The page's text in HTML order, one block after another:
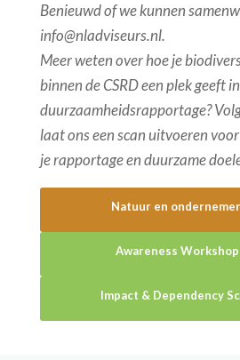
Benieuwd of we kunnen
info@nladviseurs.nl.
Meer weten over hoe je
binnen de CSRD een plek geeft
duurzaamheidsrapportage?
laat ons een scan uitvoeren
je rapportage en duurzame
Natuur en
Awareness
Impact & Dependency